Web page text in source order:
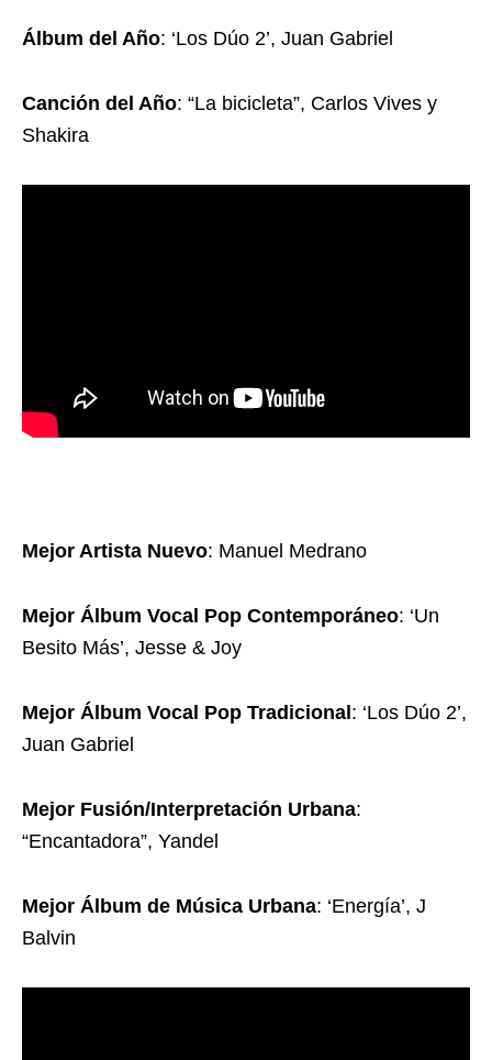
Álbum del Año: ‘Los Dúo 2’, Juan Gabriel
Canción del Año: “La bicicleta”, Carlos Vives y
Shakira
Mejor Artista Nuevo: Manuel Medrano
Mejor Álbum Vocal Pop Contemporáneo: ‘Un
Besito Más’, Jesse & Joy
Mejor Álbum Vocal Pop Tradicional: ‘Los Dúo 2’,
Juan Gabriel
Mejor Fusión/Interpretación Urbana:
“Encantadora”, Yandel
Mejor Álbum de Música Urbana: ‘Energía’, J
Balvin